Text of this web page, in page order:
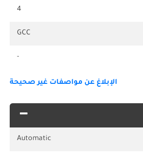
4
GCC
-
الإبلاغ عن مواصفات غير صحيحة
Automatic